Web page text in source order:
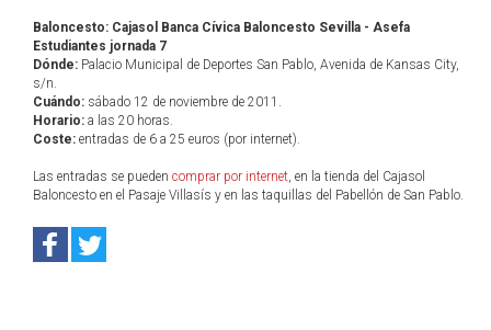
Baloncesto: Cajasol Banca Cívica Baloncesto Sevilla - Asefa
Estudiantes jornada 7
Dónde: Palacio Municipal de Deportes San Pablo, Avenida de Kansas City,
s/n.
Cuándo: sábado 12 de noviembre de 2011.
Horario: a las 20 horas.
Coste: entradas de 6 a 25 euros (por internet).
Las entradas se pueden comprar por internet, en la tienda del Cajasol
Baloncesto en el Pasaje Villasís y en las taquillas del Pabellón de San Pablo.